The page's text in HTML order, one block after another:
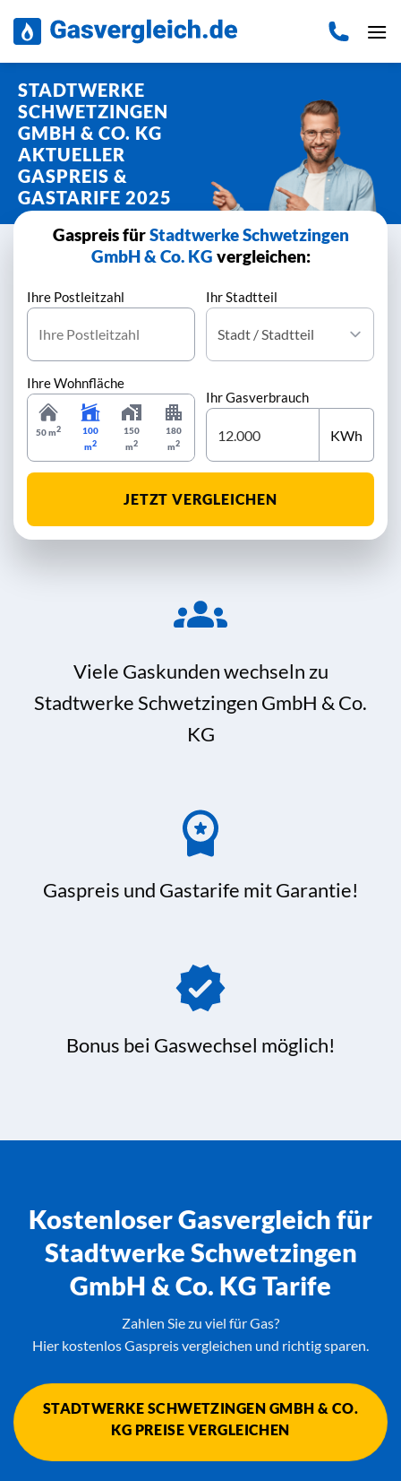
Inhalt
STADTWERKE
SCHWETZINGEN
GMBH & CO. KG
AKTUELLER
GASPREIS &
GASTARIFE 2025
Gaspreis fürStadtwerke Schwetzingen
GmbH & Co. KG vergleichen:
Ihre Postleitzahl Ihr Stadtteil
Ihre Wohnfläche
50 m2
100
m2
150
m2
180
m2
Ihr Gasverbrauch
KWh
JETZT VERGLEICHEN
Viele Gaskunden wechseln zu
Stadtwerke Schwetzingen GmbH & Co.
KG
Gaspreis und Gastarife mit Garantie!
Bonus bei Gaswechsel möglich!
Kostenloser Gasvergleich für
Stadtwerke Schwetzingen
GmbH & Co. KG Tarife
Zahlen Sie zu viel für Gas?
Hier kostenlos Gaspreis vergleichen und richtig sparen.
STADTWERKE SCHWETZINGEN GMBH & CO.
KG PREISE VERGLEICHEN